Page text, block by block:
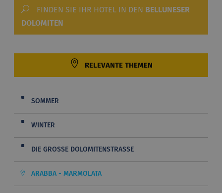
FINDEN SIE IHR HOTEL IN DEN BELLUNESER
DOLOMITEN
RELEVANTE THEMEN
SOMMER
WINTER
DIE GROSSE DOLOMITENSTRASSE
ARABBA - MARMOLATA